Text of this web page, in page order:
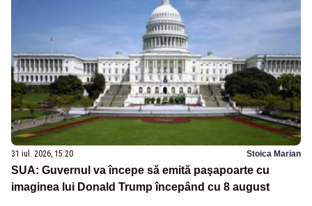
31 iul. 2026, 15:20 Stoica Marian
SUA: Guvernul va începe să emită paşapoarte cu
imaginea lui Donald Trump începând cu 8 august